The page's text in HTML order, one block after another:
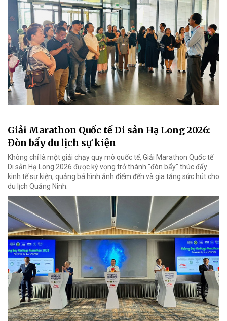
Giải Marathon Quốc tế Di sản Hạ Long 2026:
Đòn bẩy du lịch sự kiện
Không chỉ là một giải chạy quy mô quốc tế, Giải Marathon Quốc tế
Di sản Hạ Long 2026 được kỳ vọng trở thành "đòn bẩy" thúc đẩy
kinh tế sự kiện, quảng bá hình ảnh điểm đến và gia tăng sức hút cho
du lịch Quảng Ninh.